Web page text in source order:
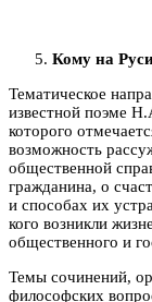
Кому на
Тематическое
известной поэме
которого
возможность
общественной
гражданина, о
и способах их
кого возникли
общественного и
Темы сочинений,
философских